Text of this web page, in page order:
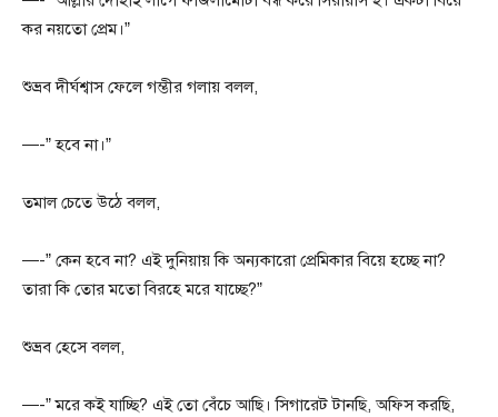
কর নয়তো প্রেম।”
শুভ্রব দীর্ঘশ্বাস ফেলে গম্ভীর গলায় বলল,
—-” হবে না।”
তমাল চেতে উঠে বলল,
—-” কেন হবে না? এই দুনিয়ায় কি অন্যকারো প্রেমিকার বিয়ে হচ্ছে না?
তারা কি তোর মতো বিরহে মরে যাচ্ছে?”
শুভ্রব হেসে বলল,
—-” মরে কই যাচ্ছি? এই তো বেঁচে আছি। সিগারেট টানছি, অফিস করছি,